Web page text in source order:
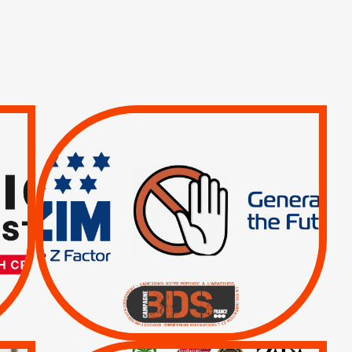
RESPECT DU DROIT
INTERNATIONAL ?
TRUMP, MACRON :
MÊME COMBAT
| Actus |
| Boycott militaire |
Lettres d'interpellation